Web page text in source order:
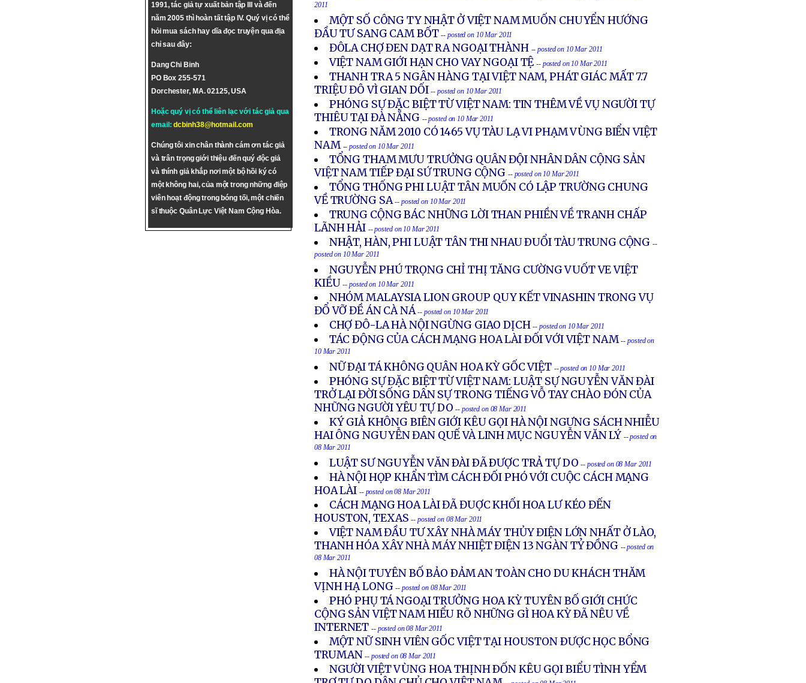
1991, tác giả tự xuất bản tập III và đến
năm 2005 thì hoàn tất tập IV. Quý vị có thể
hỏi mua sách hay dĩa đọc truyện qua địa
chỉ sau đây:
Dang Chi Binh
PO Box 255-571
Dorchester, MA. 02125, USA
Hoặc quý vị có thể liên lạc với tác giả qua
email:dcbinh38@hotmail.com
Chúng tôi xin chân thành cám ơn tác giả
và trân trọng giới thiệu đến quý độc giả
và thính giả khắp nơi một bộ hồi ký có
một không hai, của một trong những điệp
viên hoạt động trong bóng tối, một chiến
sĩ thuộc Quân Lực Việt Nam Cộng Hòa.
2011
MỘT SỐ CÔNG TY NHẬT Ở VIỆT NAM MUỐN CHUYỂN HƯỚNG
ĐẦU TƯ SANG CAM BỐT -- posted on 10 Mar 2011
ĐÔLA CHỢ ĐEN DẠT RA NGOẠI THÀNH -- posted on 10 Mar 2011
VIỆT NAM GIỚI HẠN CHO VAY NGOẠI TỆ-- posted on 10 Mar 2011
THANH TRA 5 NGÂN HÀNG TẠI VIỆT NAM, PHÁT GIÁC MẤT 7.7
TRIỆU ĐÔ VÌ GIAN DỐI -- posted on 10 Mar 2011
PHÓNG SỰ ĐẶC BIỆT TỪ VIỆT NAM: TIN THÊM VỀ VỤ NGƯỜI TỰ
THIÊU TẠI ĐÀ NẴNG -- posted on 10 Mar 2011
TRONG NĂM 2010 CÓ 1465 VỤ TÀU LẠ VI PHẠM VÙNG BIỂN VIỆT
NAM -- posted on 10 Mar 2011
TỔNG THAM MƯU TRƯỞNG QUÂN ĐỘI NHÂN DÂN CỘNG SẢN
VIỆT NAM TIẾP ĐẠI SỨ TRUNG CỘNG -- posted on 10 Mar 2011
TỔNG THỐNG PHI LUẬT TÂN MUỐN CÓ LẬP TRƯỜNG CHUNG
VỀ TRƯỜNG SA -- posted on 10 Mar 2011
TRUNG CỘNG BÁC NHỮNG LỜI THAN PHIỀN VỀ TRANH CHẤP
LÃNH HẢI -- posted on 10 Mar 2011
NHẬT, HÀN, PHI LUẬT TÂN THI NHAU ÐUỔI TÀU TRUNG CỘNG --
posted on 10 Mar 2011
NGUYỄN PHÚ TRỌNG CHỈ THỊ TĂNG CƯỜNG VUỐT VE VIỆT
KIỀU -- posted on 10 Mar 2011
NHÓM MALAYSIA LION GROUP QUY KẾT VINASHIN TRONG VỤ
ĐỔ VỠ ĐỀ ÁN CÀ NÁ -- posted on 10 Mar 2011
CHỢ ĐÔ-LA HÀ NỘI NGỪNG GIAO DỊCH-- posted on 10 Mar 2011
TÁC ÐỘNG CỦA CÁCH MẠNG HOA LÀI ÐỐI VỚI VIỆT NAM-- posted on
10 Mar 2011
NỮ ÐẠI TÁ KHÔNG QUÂN HOA KỲ GỐC VIỆT -- posted on 10 Mar 2011
PHÓNG SỰ ĐẶC BIỆT TỪ VIỆT NAM: LUẬT SỰ NGUYỄN VĂN ĐÀI
TRỞ LẠI ĐỜI SỐNG DÂN SỰ TRONG TIẾNG VỖ TAY CHÀO ĐÓN CỦA
NHỮNG NGƯỜI YÊU TỰ DO -- posted on 08 Mar 2011
KÝ GIẢ KHÔNG BIÊN GIỚI KÊU GỌI HÀ NỘI NGƯNG SÁCH NHIỄU
HAI ÔNG NGUYỄN ĐAN QUẾ VÀ LINH MỤC NGUYỄN VĂN LÝ -- posted on
08 Mar 2011
LUẬT SƯ NGUYỄN VĂN ÐÀI ÐÃ ÐƯỢC TRẢ TỰ DO -- posted on 08 Mar 2011
HÀ NỘI HỌP KHẨN TÌM CÁCH ĐỐI PHÓ VỚI CUỘC CÁCH MẠNG
HOA LÀI -- posted on 08 Mar 2011
CÁCH MẠNG HOA LÀI ĐÃ ĐUỢC KHỐI HOA LƯ KÉO ĐẾN
HOUSTON, TEXAS -- posted on 08 Mar 2011
VIỆT NAM ĐẦU TƯ XÂY NHÀ MÁY THỦY ĐIỆN LỚN NHẤT Ở LÀO,
THANH HÓA XÂY NHÀ MÁY NHIỆT ĐIỆN 13 NGÀN TỶ ĐỒNG -- posted on
08 Mar 2011
HÀ NỘI TUYÊN BỐ BẢO ÐẢM AN TOÀN CHO DU KHÁCH THĂM
VỊNH HẠ LONG -- posted on 08 Mar 2011
PHÓ PHỤ TÁ NGOẠI TRƯỞNG HOA KỲ TUYÊN BỐ GIỚI CHỨC
CỘNG SẢN VIỆT NAM HIỂU RÕ NHỮNG GÌ HOA KỲ ÐÃ NÊU VỀ
INTERNET -- posted on 08 Mar 2011
MỘT NỮ SINH VIÊN GỐC VIỆT TẠI HOUSTON ÐƯỢC HỌC BỔNG
TRUMAN -- posted on 08 Mar 2011
NGƯỜI VIỆT VÙNG HOA THỊNH ÐỐN KÊU GỌI BIỂU TÌNH YỂM